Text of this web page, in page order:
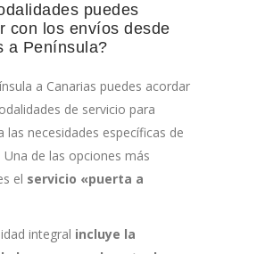
puedes
con los envíos desde
a Península?
a Canarias puedes acordar
de servicio para
las necesidades específicas de
de las opciones más
el servicio «puerta a
integral incluye la